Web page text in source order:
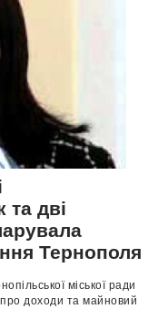
дві
Тернополя
міської ради
про доходи та майновий